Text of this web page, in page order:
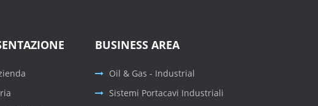
BUSINESS AREA
Oil & Gas - Industrial
Sistemi Portacavi Industriali